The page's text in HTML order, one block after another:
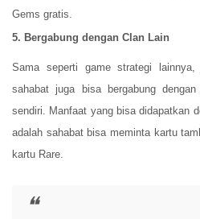
Gems gratis.
5. Bergabung dengan Clan Lain
Sama seperti game strategi
sahabat juga bisa bergabung
sendiri. Manfaat yang bisa didapatkan
adalah sahabat bisa meminta kartu
kartu Rare.